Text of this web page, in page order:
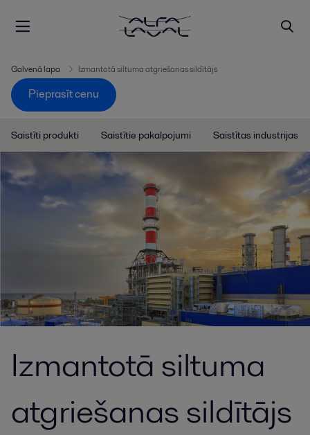
Galvenā lapa Izmantotā siltuma atgriešanas sildītājs
Pieprasīt cenu
Saistīti produkti Saistītie pakalpojumi Saistītas industrijas
Izmantotā siltuma
atgriešanas sildītājs